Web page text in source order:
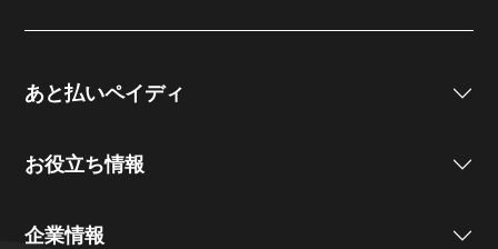
あと払いペイディ
お役立ち情報
企業情報